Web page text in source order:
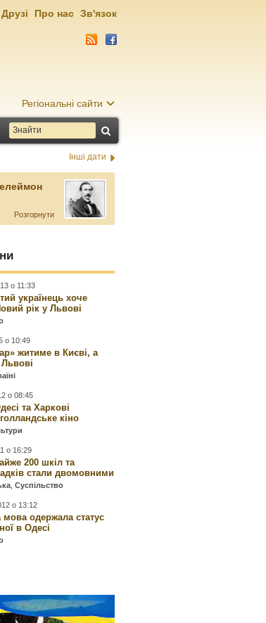
Регіональні сайти
Друзі Про нас Зв'язок
Інші дати
Розгорнути
о 11:33
українець хоче
рік у Львові
о 10:49
житиме в Києві, а
о 08:45
та Харкові
кіно
о 16:29
200 шкіл та
стали двомовними
,Суспільство
о 13:12
мова одержала статус
в Одесі